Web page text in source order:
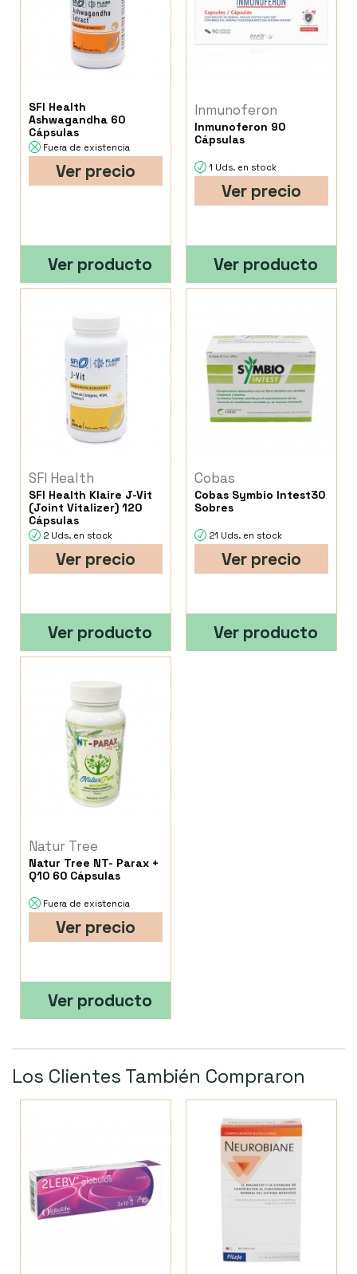
SFI Health
Ashwagandha 60
Cápsulas
Fuera de existencia
Ver precio
Ver producto
Inmunoferon
Inmunoferon 90
Cápsulas
1 Uds. en stock
Ver precio
Ver producto
SFI Health
SFI Health Klaire J-Vit
(Joint Vitalizer) 120
Cápsulas
2 Uds. en stock
Ver precio
Ver producto
Cobas
Cobas Symbio Intest30
Sobres
21 Uds. en stock
Ver precio
Ver producto
Natur Tree
Natur Tree NT- Parax +
Q10 60 Cápsulas
Fuera de existencia
Ver precio
Ver producto
Los Clientes También Compraron